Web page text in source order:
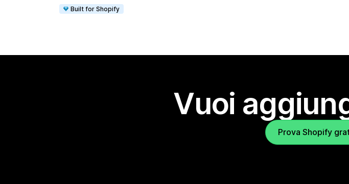
Built for Shopify
Vuoi
Prova Shopify